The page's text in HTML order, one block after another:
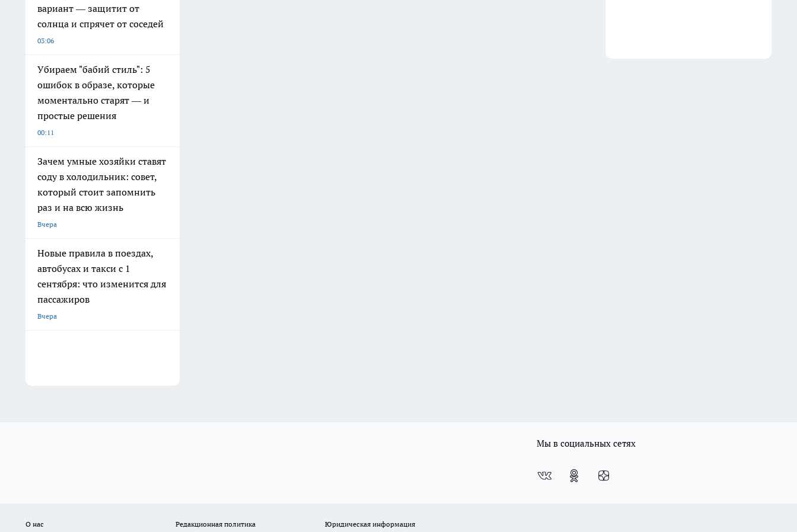
вариант — защитит от
солнца и спрячет от соседей
03:06
Убираем "бабий стиль": 5
ошибок в образе, которые
моментально старят — и
простые решения
00:11
Зачем умные хозяйки ставят
соду в холодильник: совет,
который стоит запомнить
раз и на всю жизнь
Вчера
Новые правила в поездах,
автобусах и такси с 1
сентября: что изменится для
пассажиров
Вчера
Мы в социальных сетях
О нас Редакционная политика Юридическая информация